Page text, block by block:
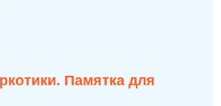
Памятка для